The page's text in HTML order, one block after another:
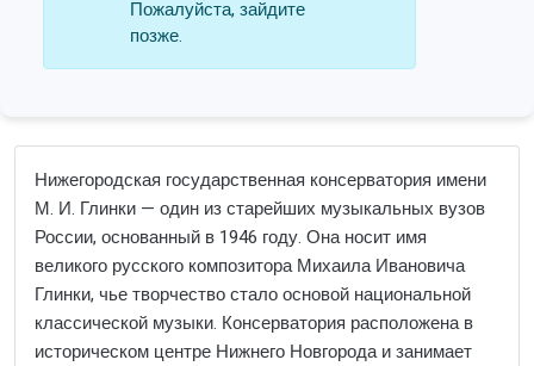
Пожалуйста, зайдите
позже.
Нижегородская государственная консерватория имени
М. И. Глинки — один из старейших музыкальных вузов
России, основанный в 1946 году. Она носит имя
великого русского композитора Михаила Ивановича
Глинки, чье творчество стало основой национальной
классической музыки. Консерватория расположена в
историческом центре Нижнего Новгорода и занимает